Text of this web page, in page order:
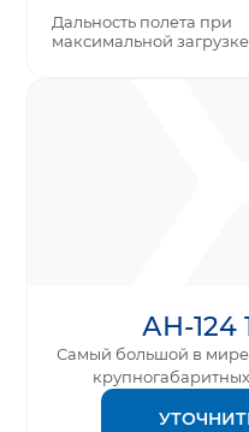
Дальность полета при
максимальной загрузке
АН-124
Самый большой в мире